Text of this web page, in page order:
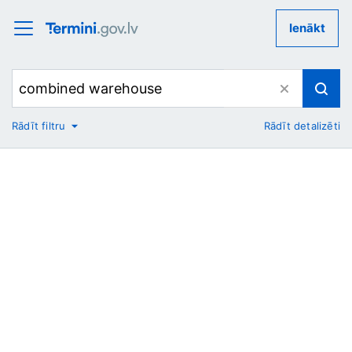
Ienākt
No
Rādīt filtru Rādīt detalizēti